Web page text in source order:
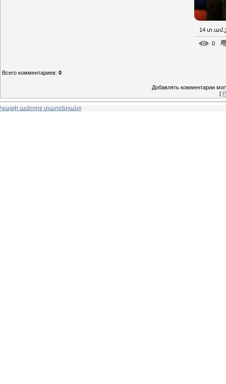
14
0
Всего комментариев: 0
Добавлять комментарии
[
Կայքի ամբողջ տարբերակը